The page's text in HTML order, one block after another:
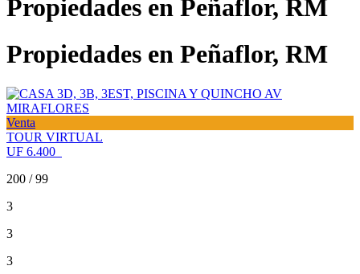
Propiedades en Peñaflor, RM
Propiedades en Peñaflor, RM
Venta
TOUR VIRTUAL
UF 6.400
200 / 99
3
3
3